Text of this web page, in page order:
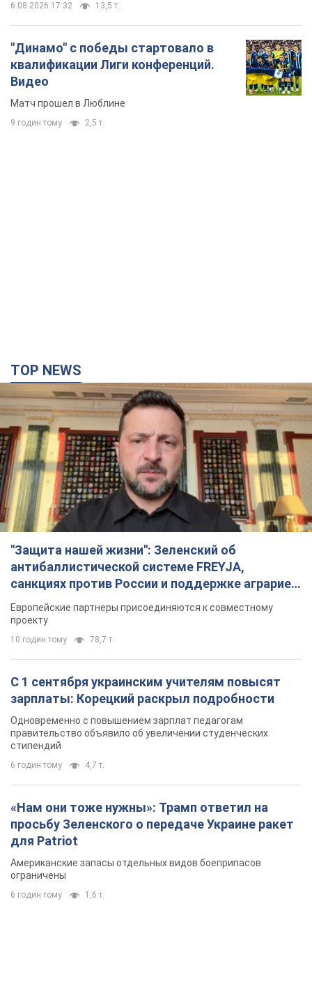
6.08.2026 17:32 13,5 т.
"Динамо" с победы стартовало в
квалификации Лиги конференций.
Видео
Матч прошел в Люблине
9 годин тому 2,5 т.
TOP NEWS
"Защита нашей жизни": Зеленский об
антибаллистической системе FREYJA,
санкциях против России и поддержке аграриев.
Видео
Европейские партнеры присоединяются к совместному
проекту
10 годин тому 78,7 т.
С 1 сентября украинским учителям повысят
зарплаты: Корецкий раскрыл подробности
Одновременно с повышением зарплат педагогам
правительство объявило об увеличении студенческих
стипендий
6 годин тому 4,7 т.
«Нам они тоже нужны»: Трамп ответил на
просьбу Зеленского о передаче Украине ракет
для Patriot
Американские запасы отдельных видов боеприпасов
ограничены
6 годин тому 1,6 т.